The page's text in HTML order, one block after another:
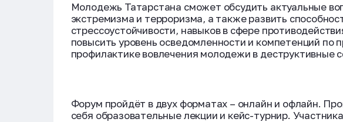
Молодежь Татарстана сможет обсудить актуальные
экстремизма и терроризма, а также развить
стрессоустойчивости, навыков в сфере
повысить уровень осведомленности и компетенций по
профилактике вовлечения молодежи в деструктивные
Форум пройдёт в двух форматах – онлайн и офлайн.
себя образовательные лекции и кейс-турнир.